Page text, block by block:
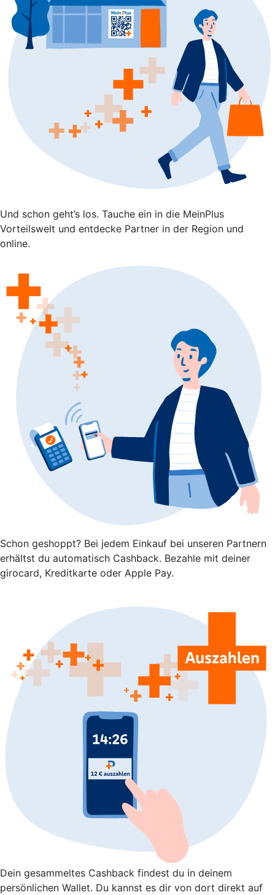
Und schon geht’s los. Tauche ein in die MeinPlus
Vorteilswelt und entdecke Partner in der Region und
online.
Schon geshoppt? Bei jedem Einkauf bei unseren Partnern
erhältst du automatisch Cashback. Bezahle mit deiner
girocard, Kreditkarte oder Apple Pay.
Dein gesammeltes Cashback findest du in deinem
persönlichen Wallet. Du kannst es dir von dort direkt auf